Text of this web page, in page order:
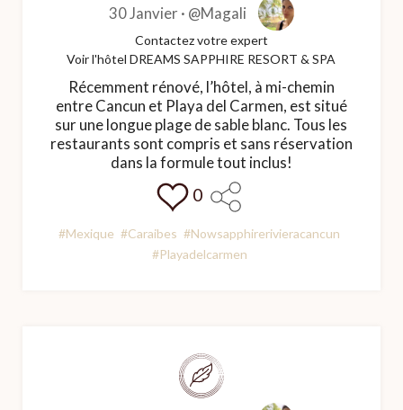
30 Janvier · @Magali
Contactez votre expert
Voir l'hôtel DREAMS SAPPHIRE RESORT & SPA
Récemment rénové, l’hôtel, à mi-chemin
entre Cancun et Playa del Carmen, est situé
sur une longue plage de sable blanc. Tous les
restaurants sont compris et sans réservation
dans la formule tout inclus!
0
#Mexique #Caraibes #Nowsapphirerivieracancun
#Playadelcarmen